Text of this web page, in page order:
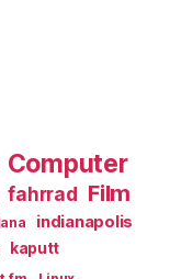
Computer
fahrrad Film
indianapolis
kaputt